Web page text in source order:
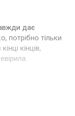
дає
потрібно тільки
кінців,